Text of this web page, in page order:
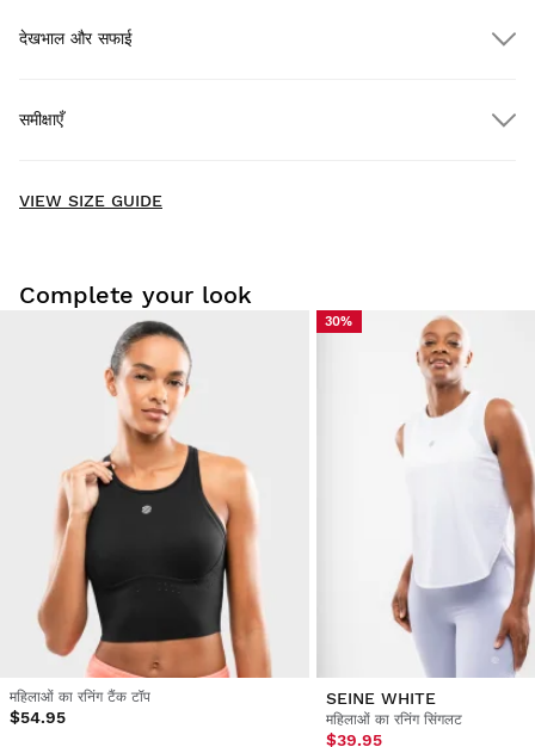
होम डिलीवरी मुफ़्त
हमारे उत्पादों को घर पर आराम से आज़माएँ। डिलीवरी की तारीख से 30 दिनों के
अंदर आप इसे वापस कर सकते हैं।
अपने उपयोगकर्ता खाते से, आप अपने ऑर्डर से किसी भी उत्पाद को आसानी से और
जल्दी से वापस कर सकते हैं।
मूल भुगतान विधि में अपना रिफंड जारी करें $9.95 से
देखभाल और सफाई
समीक्षाएँ
VIEW SIZE GUIDE
Complete your look
महिलाओं का रनिंग टैंक टॉप
$54.95
30%
SEINE WHITE
महिलाओं का रनिंग सिंगलट
$39.95